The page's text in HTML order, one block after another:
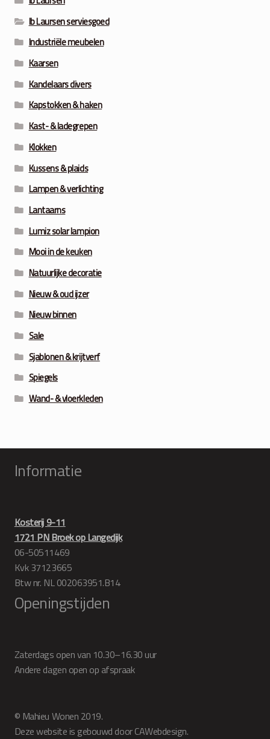
Ib Laursen serviesgoed
Industriële meubelen
Kaarsen
Kandelaars divers
Kapstokken & haken
Kast- & ladegrepen
Klokken
Kussens & plaids
Lampen & verlichting
Lantaarns
Lumiz solar lampion
Mooi in de keuken
Natuurlijke decoratie
Nieuw & oud ijzer
Nieuw binnen
Sale
Sjablonen & krijtverf
Spiegels
Wand- & vloerkleden
Informatie
Kosterij 9-11
1721 PN Broek op Langedijk
06-50511469
Kvk 37123665
Btw nr. NL 002063951.B14
Openingstijden
Zaterdags open van 10.30–16.30 uur
Andere dagen open op afspraak
© Mahieu Wonen 2019.
Deze website is gebouwd door CAWebdesign.